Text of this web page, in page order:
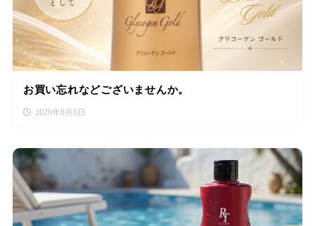
お買い忘れなどございませんか。
2026年8月6日